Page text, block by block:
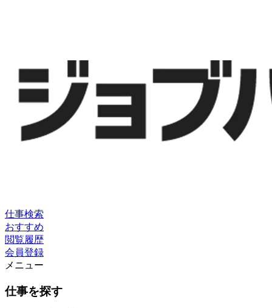
仕事検索
おすすめ
閲覧履歴
会員登録
メニュー
仕事を探す